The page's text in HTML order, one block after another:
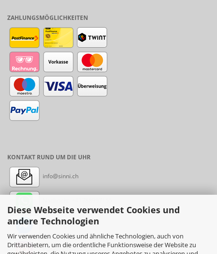
Diese Webseite verwendet Cookies und
andere Technologien
Wir verwenden Cookies und ähnliche Technologien, auch von
Drittanbietern, um die ordentliche Funktionsweise der Website zu
ZAHLUNGSMÖGLICHKEITEN
KONTAKT RUND UM DIE UHR
info@sinni.ch
Messenger: sinni.ch
Instagram: sinni_ch